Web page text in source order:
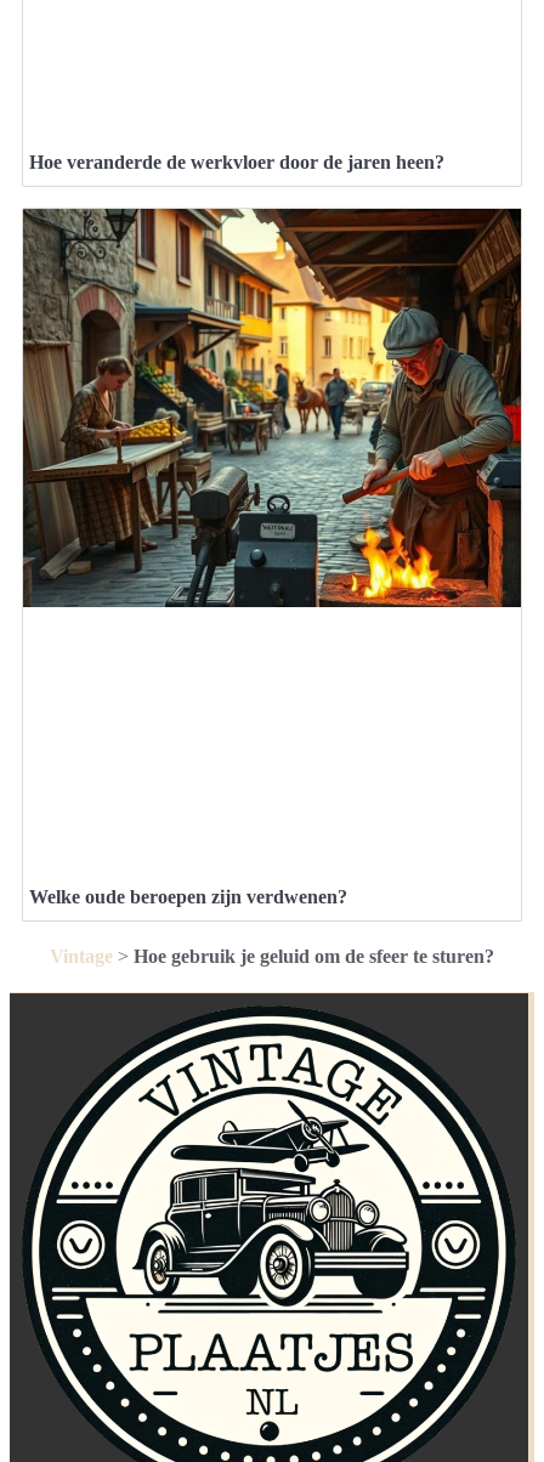
Hoe veranderde de werkvloer door de jaren heen?
Welke oude beroepen zijn verdwenen?
Vintage > Hoe gebruik je geluid om de sfeer te sturen?